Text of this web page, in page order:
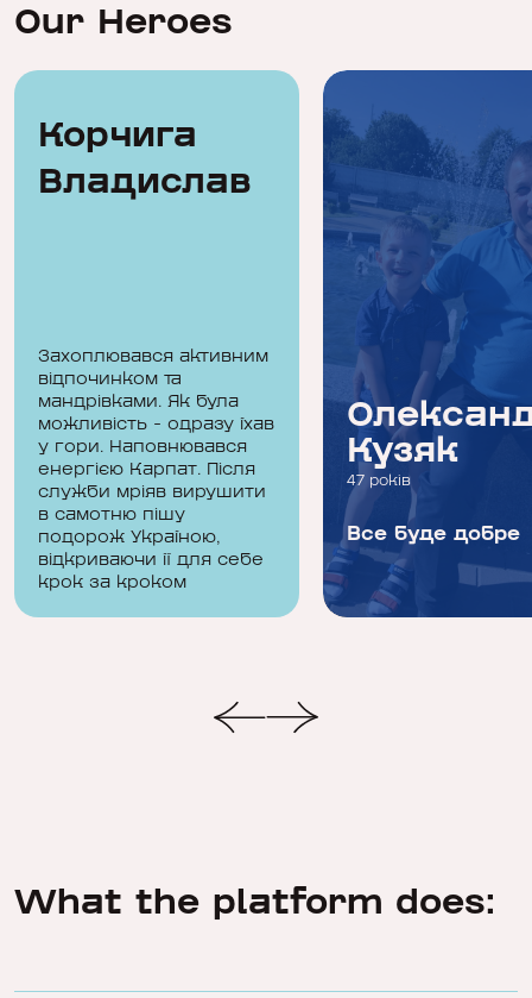
Our Heroes
Корчига
Владислав
25 років
Відповідальність - те
що змушує нас
рухатись, з нею ми
ро...
Корчига
Владислав
Захоплювався активним
відпочинком та
мандрівками. Як була
можливість - одразу їхав
у гори. Наповнювався
енергією Карпат. Після
служби мріяв вирушити
в самотню пішу
подорож Україною,
відкриваючи її для себе
крок за кроком
Кузяк
47 років
Все буде добре
What the platform does: